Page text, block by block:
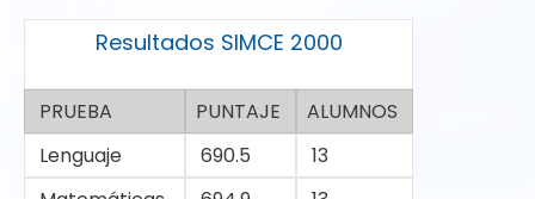
Resultados SIMCE 2000
PRUEBA PUNTAJE
ALUMNOS
Lenguaje
690.5
13